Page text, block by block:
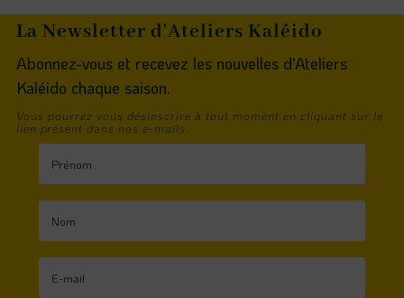
La Newsletter d'Ateliers Kaléido
Abonnez-vous et recevez les nouvelles d'Ateliers
Kaléido chaque saison.
Vous pourrez vous désinscrire à tout moment en cliquant sur le
lien présent dans nos e-mails.